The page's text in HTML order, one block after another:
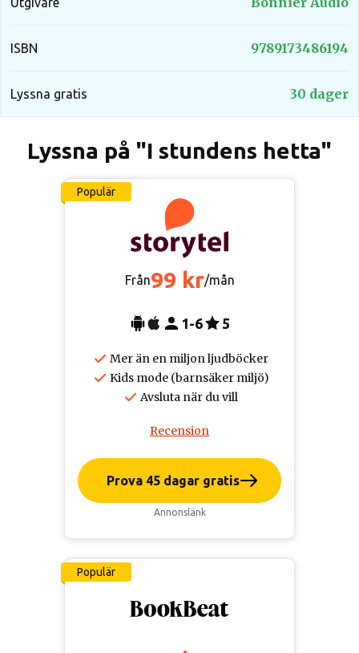
ISBN 9789173486194
Lyssna gratis 30 dager
Lyssna på "I stundens hetta"
Populär
Från99 kr/mån
1-6 5
Mer än en miljon ljudböcker
Kids mode (barnsäker miljö)
Avsluta när du vill
Recension
Prova 45 dagar gratis
Annonslänk
Populär